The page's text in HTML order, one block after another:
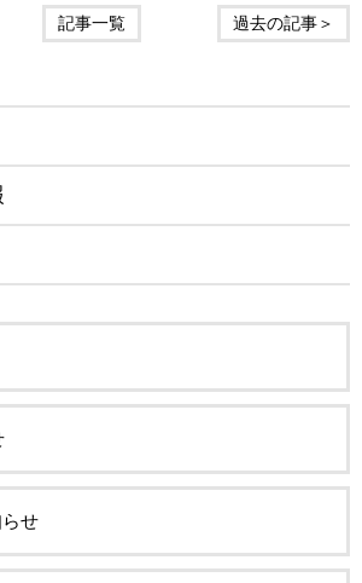
過去の記事＞
記事一覧
せ